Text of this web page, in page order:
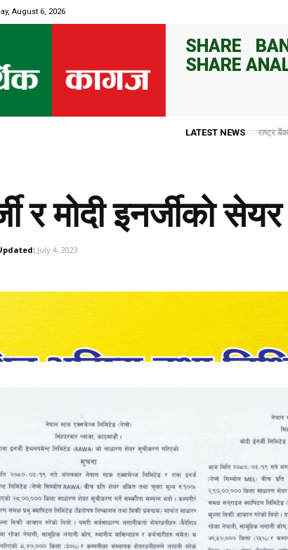
August 6, 2026
SHARE
SHARE
LATEST NEWS राष्ट्र
र मोदी इनर्जीको
July 4, 2023